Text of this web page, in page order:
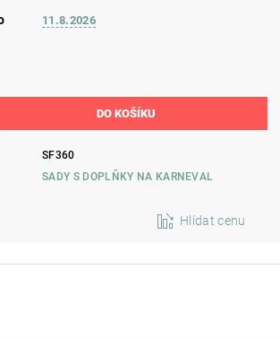
11.8.2026
SF360
SADY S DOPLŇKY NA KARNEVAL
Hlídat cenu